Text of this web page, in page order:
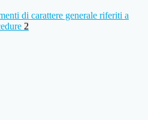
di carattere generale riferiti a
2